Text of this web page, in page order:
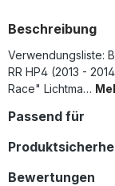
Beschreibung
Verwendungsliste:
RR HP4 (2013 -
Race" Lichtma…
Passend für
Bewertungen